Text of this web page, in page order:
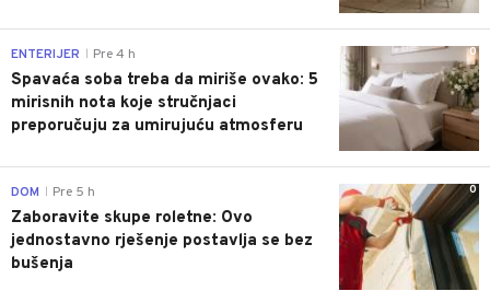
0
ENTERIJER Pre 4 h
Spavaća soba treba da miriše ovako: 5
mirisnih nota koje stručnjaci
preporučuju za umirujuću atmosferu
0
DOM Pre 5 h
Zaboravite skupe roletne: Ovo
jednostavno rješenje postavlja se bez
bušenja